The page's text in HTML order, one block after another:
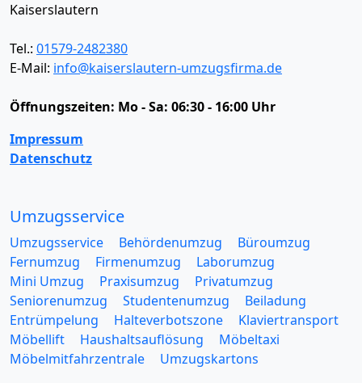
Kaiserslautern
Tel.: 01579-2482380
E-Mail: info@kaiserslautern-umzugsfirma.de
Öffnungszeiten: Mo - Sa: 06:30 - 16:00 Uhr
Impressum
Datenschutz
Umzugsservice
Umzugsservice Behördenumzug
Büroumzug
Fernumzug
Firmenumzug
Laborumzug
Mini Umzug
Praxisumzug
Privatumzug
Seniorenumzug
Studentenumzug
Beiladung
Entrümpelung
Halteverbotszone
Klaviertransport
Möbellift
Haushaltsauflösung
Möbeltaxi
Möbelmitfahrzentrale
Umzugskartons